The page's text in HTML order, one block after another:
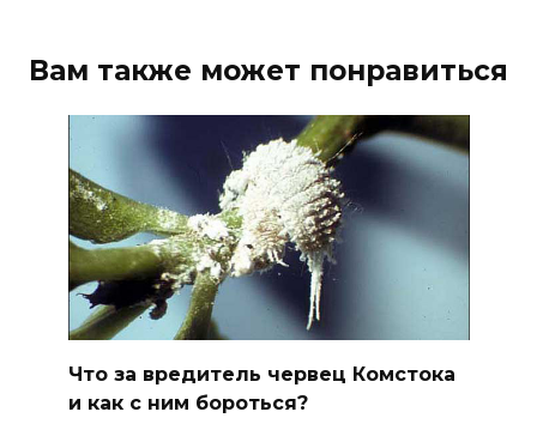
Вам также может понравиться
Что за вредитель червец Комстока
и как с ним бороться?